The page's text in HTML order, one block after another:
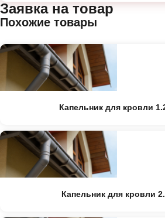
Заявка на товар
Похожие товары
Капельник для кровли
Капельник для кровли